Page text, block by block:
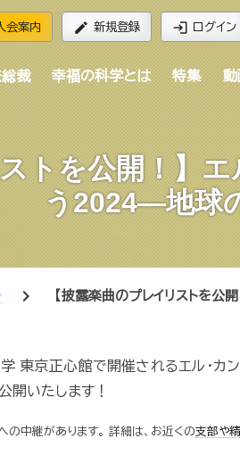
会案内 edit 新規登録 login ログイン
裁 幸福の科学とは 特集 動
トを公開！】
う2024―地球
chevron_right 【披露楽曲のプレイリストを公
東京正心館で開催されるエル・カ
開いたします！
中継があります。 詳細は、お近くの支部や